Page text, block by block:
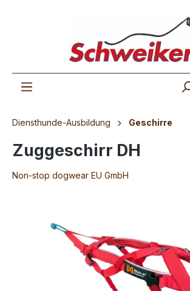
Diensthunde-Ausbildung Geschirre
Zuggeschirr DH
Non-stop dogwear EU GmbH